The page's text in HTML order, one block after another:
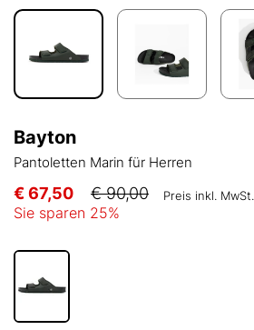
Bayton
Pantoletten Marin für Herren
€ 67,50 € 90,00 Preis inkl. MwSt.
Sie sparen 25%